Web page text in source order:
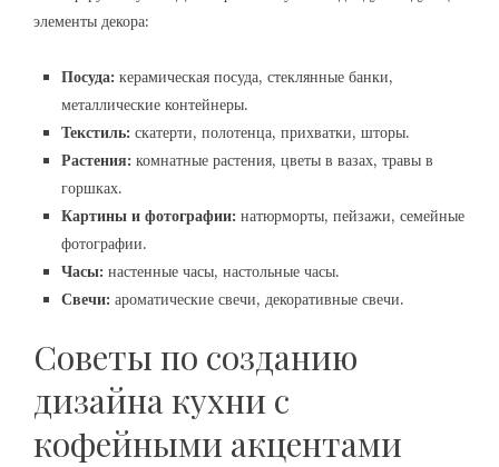
элементы декора:
Посуда: керамическая посуда, стеклянные банки,
металлические контейнеры.
Текстиль: скатерти, полотенца, прихватки, шторы.
Растения: комнатные растения, цветы в вазах, травы в
горшках.
Картины и фотографии: натюрморты, пейзажи, семейные
фотографии.
Часы: настенные часы, настольные часы.
Свечи: ароматические свечи, декоративные свечи.
Советы по созданию
дизайна кухни с
кофейными акцентами